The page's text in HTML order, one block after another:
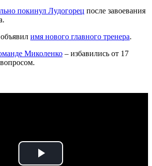
покинул Лудогорец после завоевания
имя нового главного тренера.
Миколенко – избавились от 17